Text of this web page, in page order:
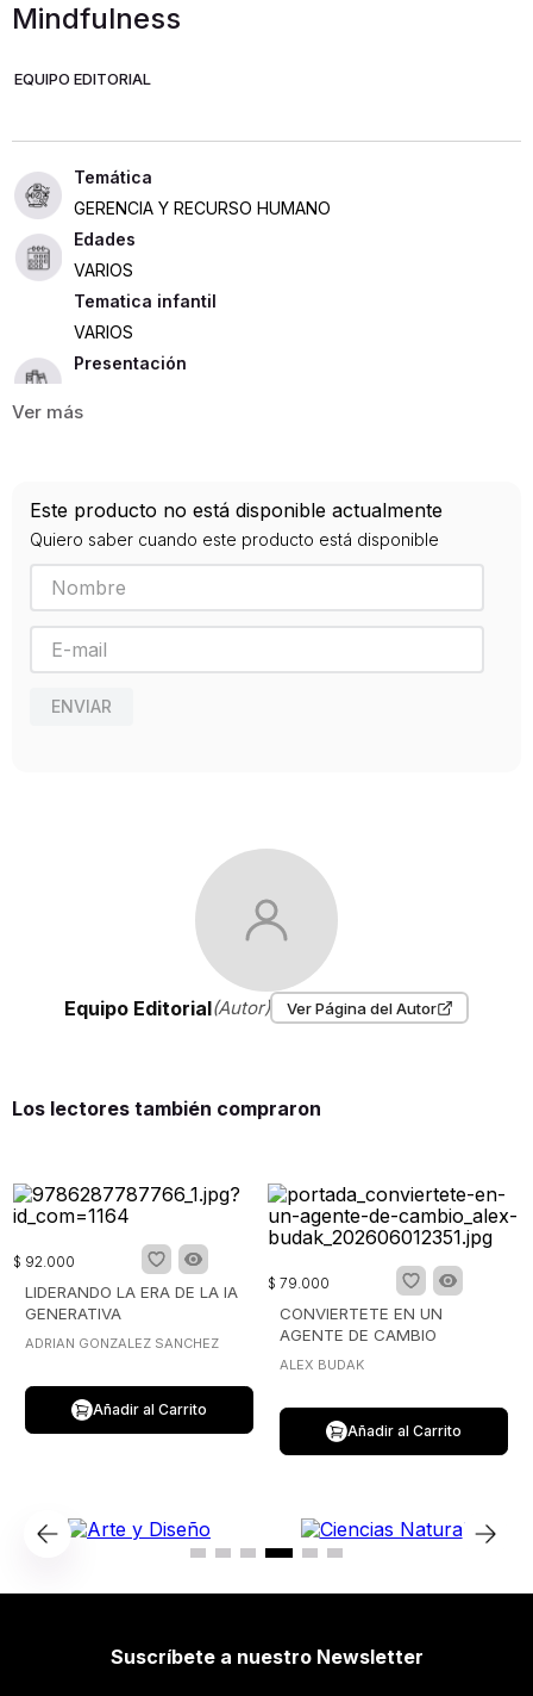
Mindfulness
EQUIPO EDITORIAL
GERENCIA Y RECURSO HUMANO
Edades
VARIOS
Tematica infantil
VARIOS
Presentación
9788494606649
Editorial
REVERTE
Año de publicación
2019
Este producto no está disponible actualmente
Quiero saber cuando este producto está disponible
ENVIAR
Equipo Editorial(Autor) Ver Página del Autor
Los lectores también compraron
$ 92.000
LIDERANDO LA ERA DE LA IA
GENERATIVA
ADRIAN GONZALEZ SANCHEZ
Añadir al Carrito
$ 79.000
CONVIERTETE EN UN
AGENTE DE CAMBIO
ALEX BUDAK
Añadir al Carrito
Suscríbete a nuestro Newsletter